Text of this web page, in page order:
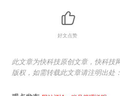
好文点赞
此文章为快科技原创文章，快科技
版权，如需转载此文章请注明出处